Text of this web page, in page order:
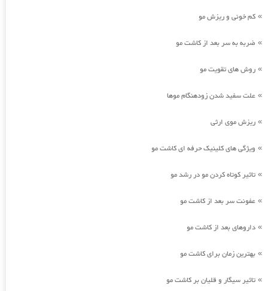
» کم خونی و ریزش مو
» ضربه به سر بعد از کاشت مو
» روش های تقویت مو
» علت سفید شدن زودهنگام موها
» ریزش موی ارثی
» ویژگی های کلینیک حرفه ای کاشت مو
» تاثیر کوتاه کردن مو در رشد مو
» عفونت سر بعد از کاشت مو
» داروهای بعد از کاشت مو
» بهترین زمان برای کاشت مو
» تاثیر سیگار و قلیان بر کاشت مو